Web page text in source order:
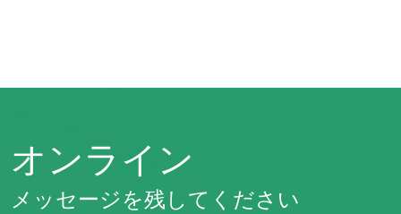
オンライン
メッセージを残してください